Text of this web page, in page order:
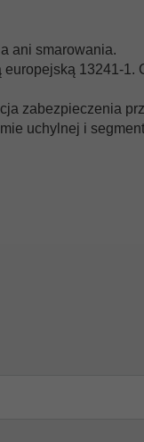
ani smarowania.
13241-1.
zabezpieczenia
uchylnej i